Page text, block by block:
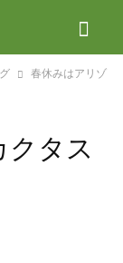
春休みはアリゾ
タス